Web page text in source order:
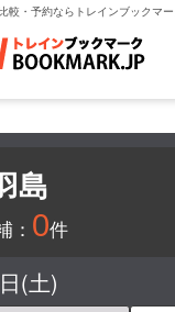
較・予約ならトレインブックマー
島
： 0件
(土)